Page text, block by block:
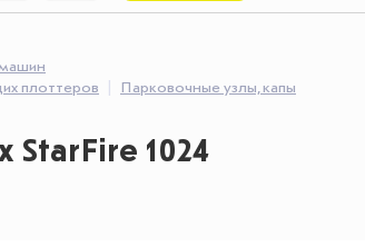
плоттеров
Парковочные узлы, капы
StarFire 1024